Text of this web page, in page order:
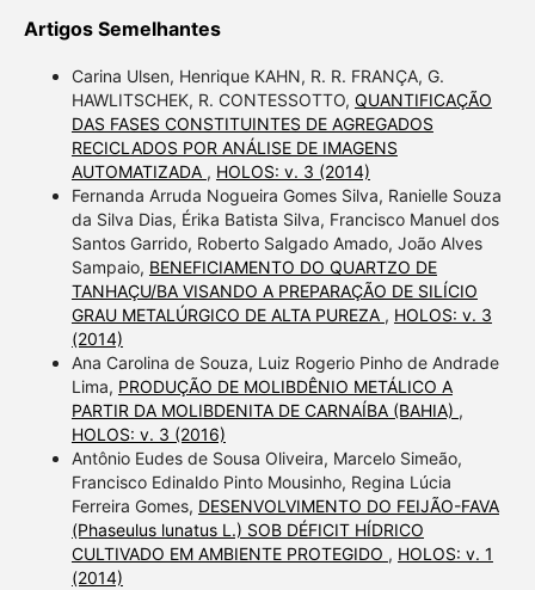
Artigos Semelhantes
Carina Ulsen, Henrique KAHN, R. R. FRANÇA, G.
HAWLITSCHEK, R. CONTESSOTTO, QUANTIFICAÇÃO
DAS FASES CONSTITUINTES DE AGREGADOS
RECICLADOS POR ANÁLISE DE IMAGENS
AUTOMATIZADA , HOLOS: v. 3 (2014)
Fernanda Arruda Nogueira Gomes Silva, Ranielle Souza
da Silva Dias, Érika Batista Silva, Francisco Manuel dos
Santos Garrido, Roberto Salgado Amado, João Alves
Sampaio, BENEFICIAMENTO DO QUARTZO DE
TANHAÇU/BA VISANDO A PREPARAÇÃO DE SILÍCIO
GRAU METALÚRGICO DE ALTA PUREZA , HOLOS: v. 3
(2014)
Ana Carolina de Souza, Luiz Rogerio Pinho de Andrade
Lima, PRODUÇÃO DE MOLIBDÊNIO METÁLICO A
PARTIR DA MOLIBDENITA DE CARNAÍBA (BAHIA) ,
HOLOS: v. 3 (2016)
Antônio Eudes de Sousa Oliveira, Marcelo Simeão,
Francisco Edinaldo Pinto Mousinho, Regina Lúcia
Ferreira Gomes, DESENVOLVIMENTO DO FEIJÃO-FAVA
(Phaseulus lunatus L.) SOB DÉFICIT HÍDRICO
CULTIVADO EM AMBIENTE PROTEGIDO , HOLOS: v. 1
(2014)